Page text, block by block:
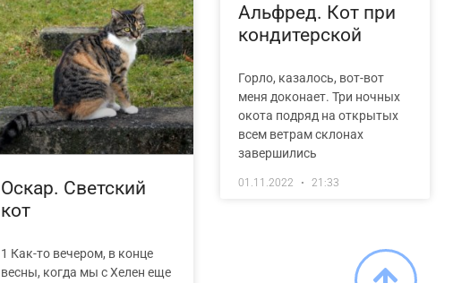
Оскар. Светский
кот
1 Как-то вечером, в конце
весны, когда мы с Хелен еще
Альфред. Кот при
кондитерской
Горло, казалось, вот-вот
меня доконает. Три ночных
окота подряд на открытых
всем ветрам склонах
завершились
01.11.2022 21:33